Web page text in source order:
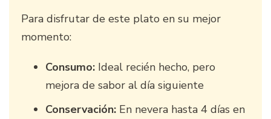
Para disfrutar de este plato en su mejor
momento:
Consumo: Ideal recién hecho, pero
mejora de sabor al día siguiente
Conservación: En nevera hasta 4 días en